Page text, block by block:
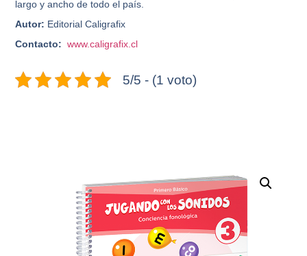
largo y ancho de todo el país.
Autor: Editorial Caligrafix
Contacto:www.caligrafix.cl
5/5 - (1 voto)